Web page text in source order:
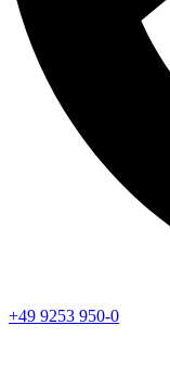
+49 9253 950-0